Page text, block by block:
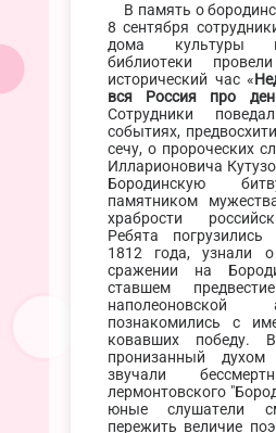
В память о
8 сентября
дома культуры
библиотеки
исторический час «
вся Россия про
Сотрудники
событиях,
сечу, о пророческих
Илларионовича
Бородинскую
памятником
храбрости
Ребята
1812 года, узнали о
сражении на
ставшем
познакомились с
ковавших победу.
пронизанный духом
звучали
лермонтовского
юные слушатели
пережить величие